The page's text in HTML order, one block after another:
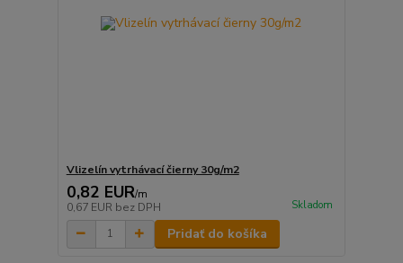
Vlizelín vytrhávací čierny 30g/m2
0,82 EUR/m
0,67 EUR bez DPH Skladom
Pridať do košíka